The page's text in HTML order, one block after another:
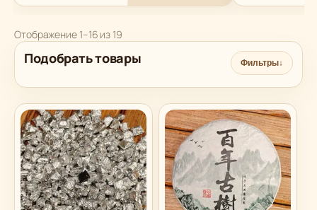
Отображение 1–16 из 19Сортировка:
недавние
Подобрать товары Фильтры↓